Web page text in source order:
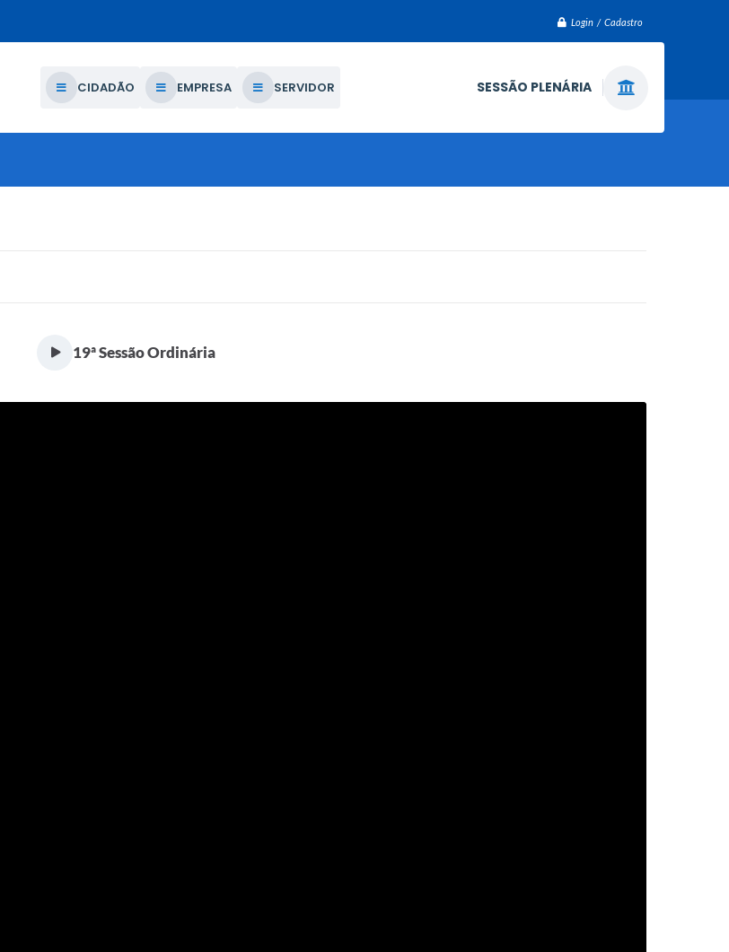
Login / Cadastro
CIDADÃO EMPRESA SERVIDOR SESSÃO PLENÁRIA
19ª Sessão Ordinária